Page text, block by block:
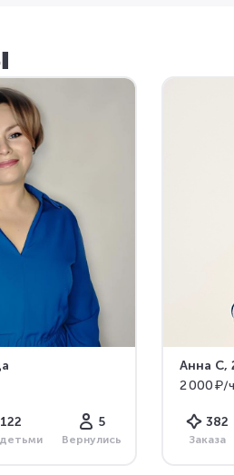
122 5
Вернулись
Анна С,
2 000 ₽/
382
Заказа